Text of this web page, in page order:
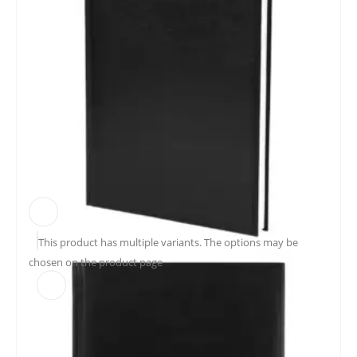
This product has multiple variants. The options may be
chosen on the product page